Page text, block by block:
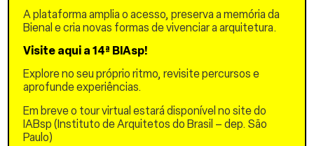
infraestrutura e a
conectividade regional.
Entre os projetos
desenvolvidos está a
melhoria do trecho
ferroviário brasileiro entre
(MS). A reativação desse
trecho oferece a
oportunidade de repensar
A plataforma amplia o acesso, preserva a memória da
Bienal e cria novas formas de vivenciar a arquitetura.
Visite aqui a 14ª BIAsp!
Explore no seu próprio ritmo, revisite percursos e
aprofunde experiências.
Em breve o tour virtual estará disponível no site do
IABsp (Instituto de Arquitetos do Brasil – dep. São
Paulo)